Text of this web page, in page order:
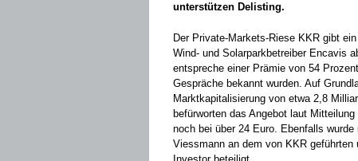
unterstützen Delisting.
Der Private-Markets-Riese KKR gibt
Wind- und Solarparkbetreiber Encavis
entspreche einer Prämie von 54
Gespräche bekannt wurden. Auf
Marktkapitalisierung von etwa 2,8
befürworten das Angebot laut
noch bei über 24 Euro. Ebenfalls
Viessmann an dem von KKR
Investor beteiligt.